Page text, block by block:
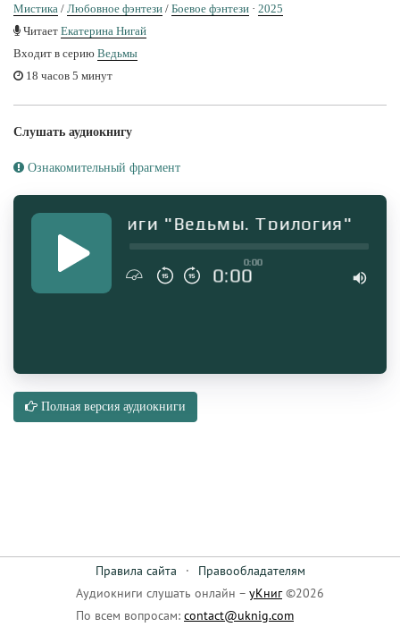
Мистика / Любовное фэнтези / Боевое фэнтези · 2025
Читает Екатерина Нигай
Входит в серию Ведьмы
18 часов 5 минут
Слушать аудиокнигу
Ознакомительный фрагмент
аудиокниги "Ведьмы. Трилогия"
0:00
0:00
Полная версия аудиокниги
Правила сайта ·
Правообладателям
Аудиокниги слушать онлайн – уКниг©2026
По всем вопросам: contact@uknig.com